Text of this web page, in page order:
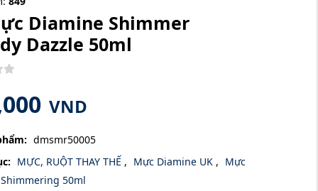
Diamine Shimmer
Dazzle 50ml
VND
dmsmr50005
MỰC, RUỘT THAY THẾ , Mực Diamine UK , Mực
50ml